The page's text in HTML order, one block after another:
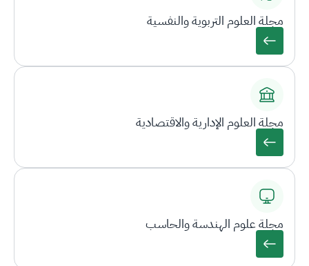
مجلة العلوم التربوية والنفسية
مجلة العلوم الإدارية والاقتصادية
مجلة علوم الهندسة والحاسب